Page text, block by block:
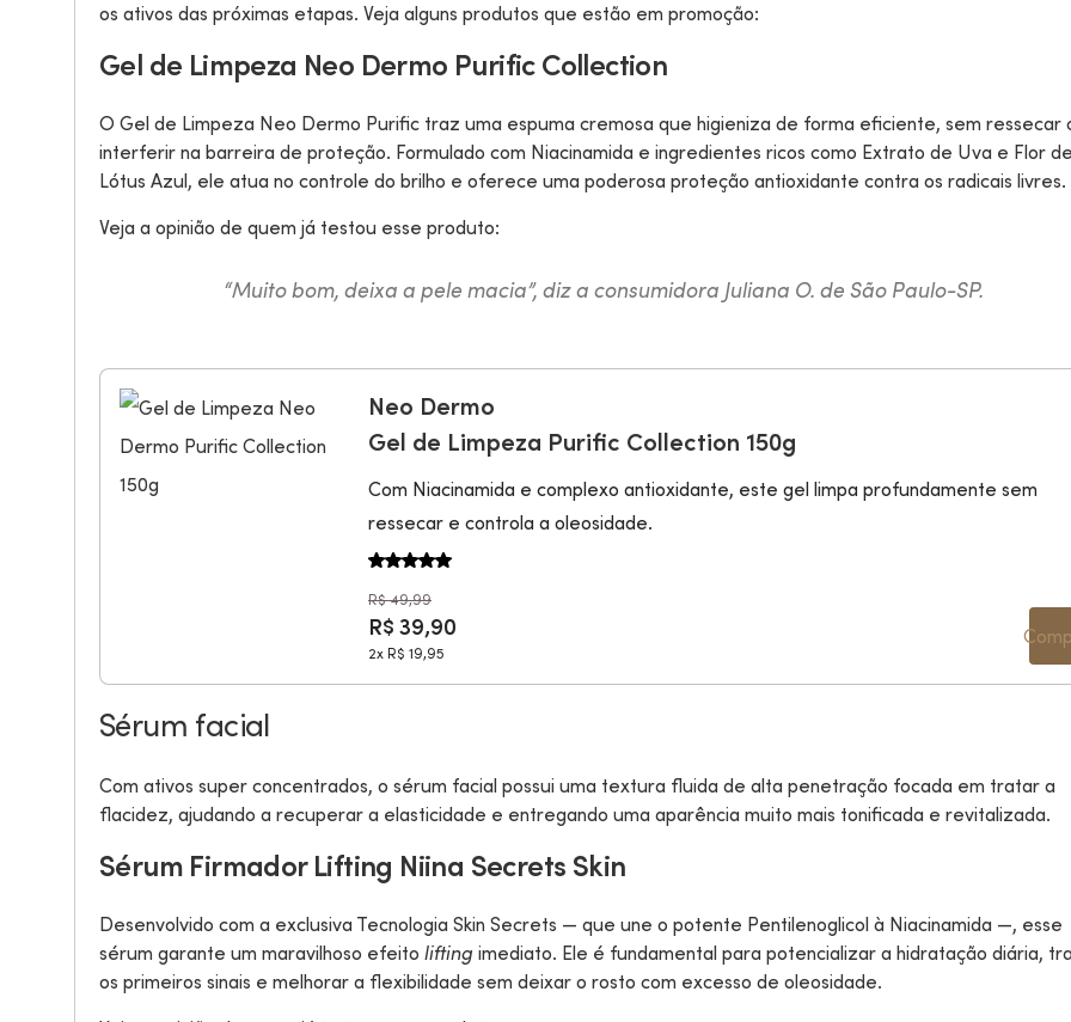
os ativos das próximas etapas. Veja alguns produtos que estão em promoção:
Gel de Limpeza Neo Dermo Purific Collection
O Gel de Limpeza Neo Dermo Purific traz uma espuma cremosa que higieniza de forma eficiente, sem ressecar
interferir na barreira de proteção. Formulado com Niacinamida e ingredientes ricos como Extrato de Uva e Flor
Lótus Azul, ele atua no controle do brilho e oferece uma poderosa proteção antioxidante contra os radicais livres.
Veja a opinião de quem já testou esse produto:
“Muito bom, deixa a pele macia”, diz a consumidora Juliana O. de São Paulo-SP.
Neo Dermo
Gel de Limpeza Purific Collection 150g
Com Niacinamida e complexo antioxidante, este gel limpa profundamente sem
ressecar e controla a oleosidade.
R$ 49,99
R$ 39,90
2x R$ 19,95
Sérum facial
Com ativos super concentrados, o sérum facial possui uma textura fluida de alta penetração focada em tratar a
flacidez, ajudando a recuperar a elasticidade e entregando uma aparência muito mais tonificada e revitalizada.
Sérum Firmador Lifting Niina Secrets Skin
Desenvolvido com a exclusiva Tecnologia Skin Secrets — que une o potente Pentilenoglicol à Niacinamida —, esse
sérum garante um maravilhoso efeito lifting imediato. Ele é fundamental para potencializar a hidratação diária,
os primeiros sinais e melhorar a flexibilidade sem deixar o rosto com excesso de oleosidade.